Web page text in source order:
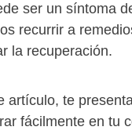
ser un síntoma
recurrir a
la recuperación.
artículo, te
fácilmente en tu